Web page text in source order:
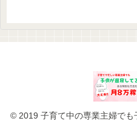
© 2019 子育て中の専業主婦で